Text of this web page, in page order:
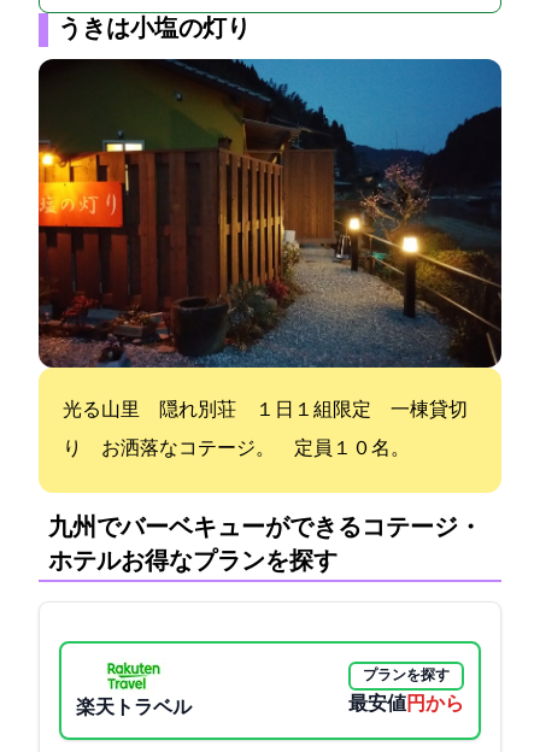
うきは小塩の灯り
光る山里 隠れ別荘 １日１組限定 一棟貸切
り お洒落なコテージ。 定員１０名。
九州でバーベキューができるコテージ・
ホテル:お得なプランを探す
楽天トラベル
プランを探す
最安値6200円から